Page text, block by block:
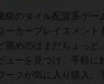
級のタイル配置系ゲー
ーカープレイスメント
重めのはまだちょっと
ューを見つけ、手軽に
ークが気に入り購入。